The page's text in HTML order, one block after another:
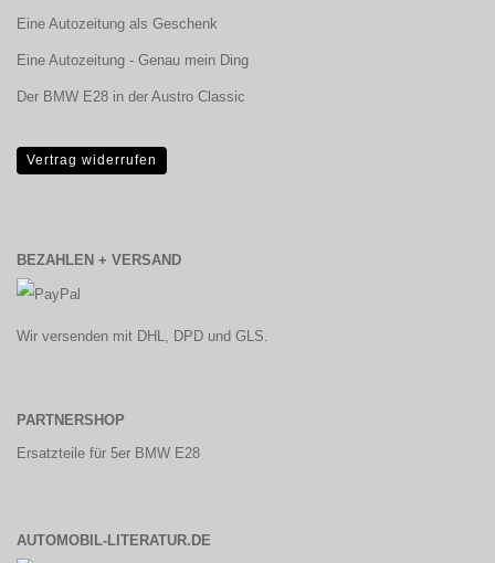
Eine Autozeitung als Geschenk
Eine Autozeitung - Genau mein Ding
Der BMW E28 in der Austro Classic
Vertrag widerrufen
BEZAHLEN + VERSAND
Wir versenden mit DHL, DPD und GLS.
PARTNERSHOP
Ersatzteile für 5er BMW E28
AUTOMOBIL-LITERATUR.DE